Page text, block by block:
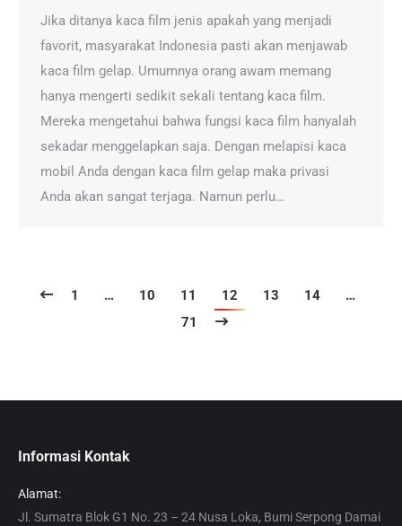
Jika ditanya kaca film jenis apakah yang menjadi
favorit, masyarakat Indonesia pasti akan menjawab
kaca film gelap. Umumnya orang awam memang
hanya mengerti sedikit sekali tentang kaca film.
Mereka mengetahui bahwa fungsi kaca film hanyalah
sekadar menggelapkan saja. Dengan melapisi kaca
mobil Anda dengan kaca film gelap maka privasi
Anda akan sangat terjaga. Namun perlu…
1 … 10 11 12 13 14
…
71
Informasi Kontak
Alamat:
Jl. Sumatra Blok G1 No. 23 – 24 Nusa Loka, Bumi Serpong Damai